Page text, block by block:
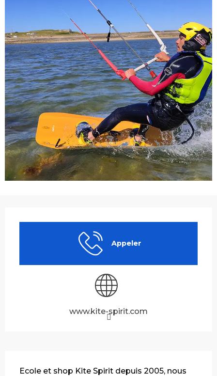
Appeler
www.kite-spirit.com
Ecole et shop Kite Spirit depuis 2005, nous